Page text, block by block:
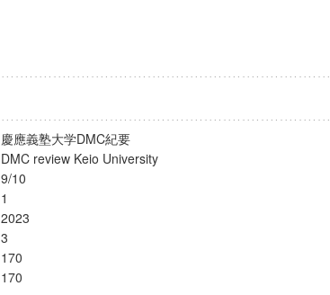
慶應義塾大学DMC紀要
DMC review Keio University
9/10
1
2023
3
170
170